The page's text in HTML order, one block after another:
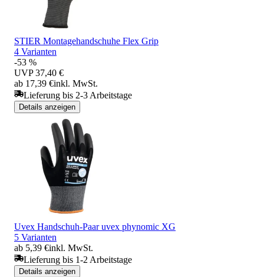
STIER Montagehandschuhe Flex Grip
4 Varianten
-53 %
UVP 37,40 €
ab 17,39 €inkl. MwSt.
Lieferung bis 2-3 Arbeitstage
Details anzeigen
Uvex Handschuh-Paar uvex phynomic XG
5 Varianten
ab 5,39 €inkl. MwSt.
Lieferung bis 1-2 Arbeitstage
Details anzeigen